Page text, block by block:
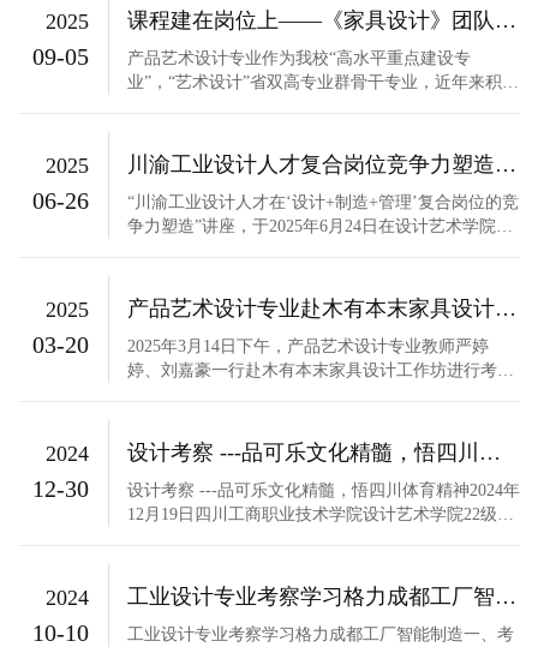
东及中国内地设有多个工作室，在艺术设计及工业设
计领域颇有建树，相关作品曾获德国红点设计奖、IF
奖、美国IDEA奖等（德国红...
2025
09-05
课程建在岗位上——《家具设计》团队赴全友家居开展教学实践
产品艺术设计专业作为我校“高水平重点建设专
业”，“艺术设计”省双高专业群骨干专业，近年来积极
才，持续深化与行业头部企业的合作。 2025年9月5
日，为打破传统课堂边界，实现 “理论学习 - 岗位实
践 - 设计落地” ...
2025
06-26
川渝工业设计人才复合岗位竞争力塑造讲座圆满举办
“川渝工业设计人才在‘设计+制造+管理’复合岗位的竞
争力塑造”讲座，于2025年6月24日在设计艺术学院绵
工业设计人才，塑造复合岗位核心竞争力”为主题，
旨在帮助学生明晰工业设计复合岗位能力要求，搭建
校园与职场衔接桥...
2025
03-20
产品艺术设计专业赴木有本末家具设计工作坊进行考察调研
2025年3月14日下午，产品艺术设计专业教师严婷
婷、刘嘉豪一行赴木有本末家具设计工作坊进行考察
实木手作产业，主要经营内容包括实木家具、实木文
创产品、实木手办产品等。曾与泡泡玛特、IDG资本
等公司合作开展实木产品设...
2024
12-30
设计考察 ---品可乐文化精髓，悟四川体育精神
设计考察 ---品可乐文化精髓，悟四川体育精神2024年
12月19日四川工商职业技术学院设计艺术学院22级艺
薛馆长带领同学们参观整个可口可乐工厂和博物馆，
了解可口可乐的历程发展，从1886年诞生至今，它已
经走过了一百多年的...
2024
10-10
工业设计专业考察学习格力成都工厂智能制造
工业设计专业考察学习格力成都工厂智能制造一、考